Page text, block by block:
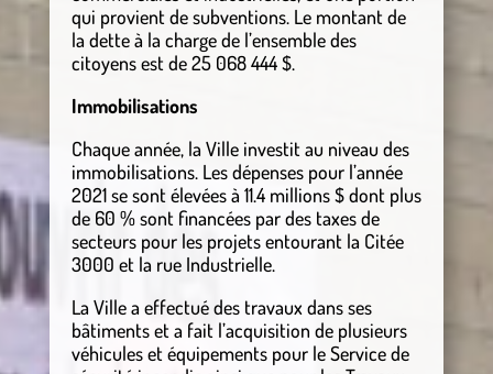
qui provient de subventions. Le montant de
la dette à la charge de l’ensemble des
citoyens est de 25 068 444 $.
Immobilisations
Chaque année, la Ville investit au niveau des
immobilisations. Les dépenses pour l’année
2021 se sont élevées à 11.4 millions $ dont plus
de 60 % sont financées par des taxes de
secteurs pour les projets entourant la Citée
3000 et la rue Industrielle.
La Ville a effectué des travaux dans ses
bâtiments et a fait l’acquisition de plusieurs
véhicules et équipements pour le Service de